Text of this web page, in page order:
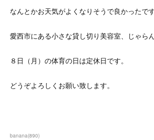
なんとかお天気がよくなりそうで良かったです
愛西市にある小さな貸し切り美容室、じゃら
８日（月）の体育の日は定休日です。
どうぞよろしくお願い致します。
banana(890)